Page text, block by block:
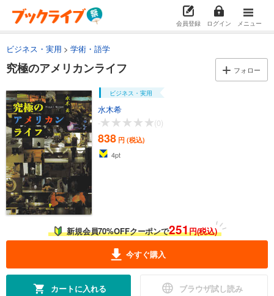
会員登録 ログイン メニュー
ビジネス・実用 学術・語学
究極のアメリカンライフ フォロー
ビジネス・実用
水木希
-
(0)
838 円 (税込)
4pt
新規会員70%OFFクーポンで251円(税込)
今すぐ購入
カートに入れる ブラウザ試し読み